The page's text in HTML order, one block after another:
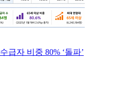
급자 비중 80% ‘돌파’